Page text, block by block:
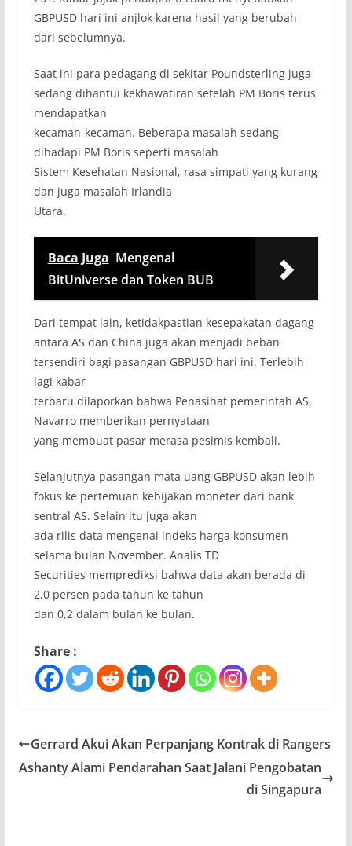
GBPUSD hari ini anjlok karena hasil yang berubah
dari sebelumnya.
Saat ini para pedagang di sekitar Poundsterling juga
sedang dihantui kekhawatiran setelah PM Boris terus
mendapatkan
kecaman-kecaman. Beberapa masalah sedang
dihadapi PM Boris seperti masalah
Sistem Kesehatan Nasional, rasa simpati yang kurang
dan juga masalah Irlandia
Utara.
Baca Juga Mengenal
BitUniverse dan Token BUB
Dari tempat lain, ketidakpastian kesepakatan dagang
antara AS dan China juga akan menjadi beban
tersendiri bagi pasangan GBPUSD hari ini. Terlebih
lagi kabar
terbaru dilaporkan bahwa Penasihat pemerintah AS,
Navarro memberikan pernyataan
yang membuat pasar merasa pesimis kembali.
Selanjutnya pasangan mata uang GBPUSD akan lebih
fokus ke pertemuan kebijakan moneter dari bank
sentral AS. Selain itu juga akan
ada rilis data mengenai indeks harga konsumen
selama bulan November. Analis TD
Securities memprediksi bahwa data akan berada di
2,0 persen pada tahun ke tahun
dan 0,2 dalam bulan ke bulan.
Share :
Gerrard Akui Akan Perpanjang Kontrak di Rangers
Ashanty Alami Pendarahan Saat Jalani Pengobatan
di Singapura